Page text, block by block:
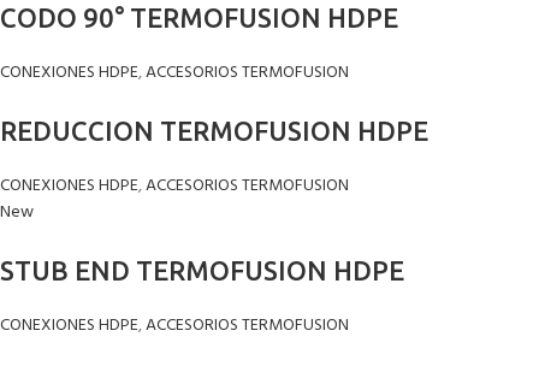
CODO 90° TERMOFUSION HDPE
CONEXIONES HDPE,ACCESORIOS TERMOFUSION
REDUCCION TERMOFUSION HDPE
CONEXIONES HDPE,ACCESORIOS TERMOFUSION
New
STUB END TERMOFUSION HDPE
CONEXIONES HDPE,ACCESORIOS TERMOFUSION